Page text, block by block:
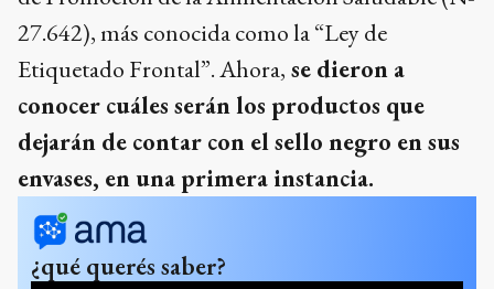
27.642), más conocida como la “Ley de
Etiquetado Frontal”. Ahora, se dieron a
conocer cuáles serán los productos que
dejarán de contar con el sello negro en sus
envases, en una primera instancia.
¿qué querés saber?